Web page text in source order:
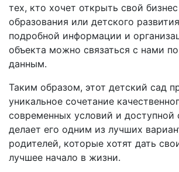
тех, кто хочет открыть свой
образования или детского
подробной информации и
объекта можно связаться с нами
данным.
Таким образом, этот детский сад
уникальное сочетание
современных условий и доступной
делает его одним из лучших
родителей, которые хотят дать
лучшее начало в жизни.